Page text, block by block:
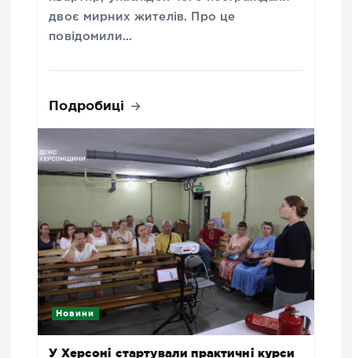
двоє мирних жителів. Про це
повідомили…
Подробиці
Новини
У Херсоні стартували практичні курси